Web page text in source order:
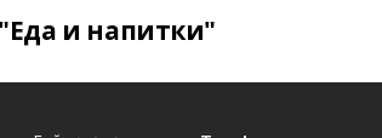
и напитки"